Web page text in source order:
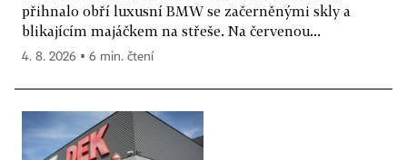
přihnalo obří luxusní BMW se začerněnými skly a
blikajícím majáčkem na střeše. Na červenou...
4. 8. 2026 ▪ 6 min. čtení